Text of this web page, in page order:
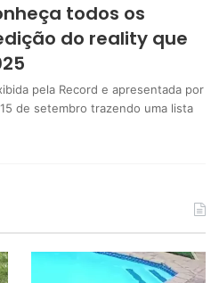
todos os
do reality que
pela Record e apresentada por
de setembro trazendo uma lista